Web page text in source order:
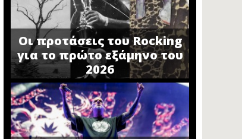
Οι προτάσεις του Rocking
για το πρώτο εξάμηνο του
2026